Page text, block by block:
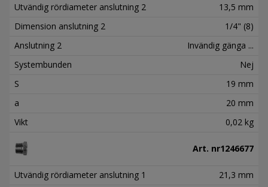
Utvändig rördiameter anslutning 2
13,5 mm
Dimension anslutning 2
1/4" (8)
Anslutning 2
Invändig gänga ...
Systembunden
Nej
S
19 mm
a
20 mm
Vikt
0,02 kg
Art. nr1246677
Utvändig rördiameter anslutning 1
21,3 mm